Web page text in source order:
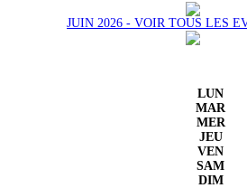
JUIN 2026 - VOIR TOUS LES
LUN
MAR
MER
JEU
VEN
SAM
DIM